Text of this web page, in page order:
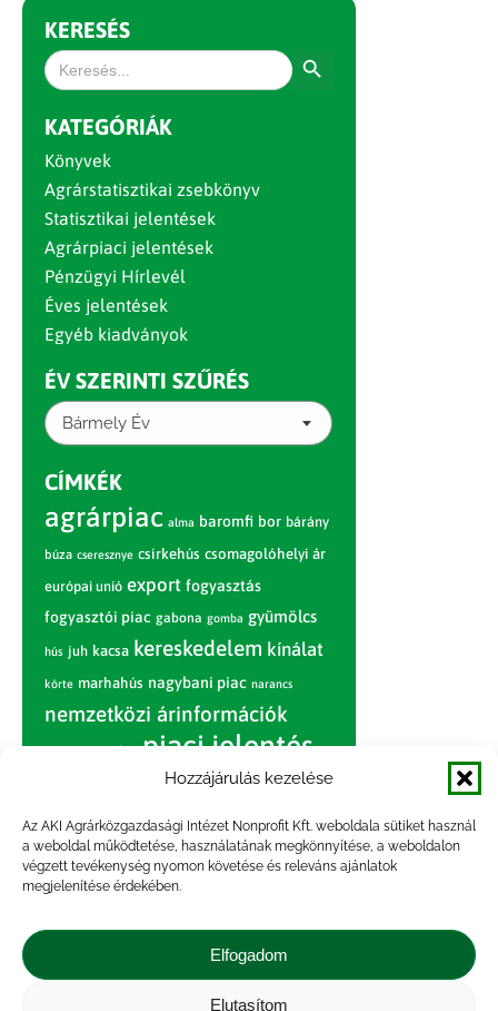
Hozzájárulás kezelése
Az AKI Agrárközgazdasági Intézet Nonprofit Kft. weboldala sütiket használ
a weboldal működtetése, használatának megkönnyítése, a weboldalon
végzett tevékenység nyomon követése és releváns ajánlatok
megjelenítése érdekében.
Elfogadom
Elutasítom
KERESÉS
Search
for:
KATEGÓRIÁK
Könyvek
Agrárstatisztikai zsebkönyv
Statisztikai jelentések
Agrárpiaci jelentések
Pénzügyi Hírlevél
Éves jelentések
Egyéb kiadványok
ÉV SZERINTI SZŰRÉS
Bármely Év
CÍMKÉK
agrárpiac alma baromfi bor bárány
búza cseresznye csirkehús csomagolóhelyi ár
európai unió export fogyasztás
fogyasztói piac gabona gomba gyümölcs
hús juh kacsa kereskedelem kínálat
körte marhahús nagybani piac narancs
nemzetközi árinformációk
piac piaci jelentés
sertés sertéshús
szarvasmarha termelés termelői
ár tojás világpiac
vágóbárány
vágómarha vágósertés
Kapcsolat |